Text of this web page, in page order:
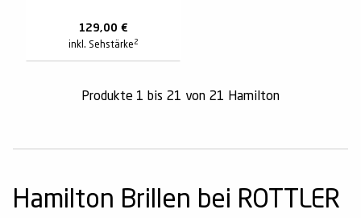
129,00 €
inkl. Sehstärke 2
Produkte 1 bis 21 von 21 Hamilton
Hamilton Brillen bei ROTTLER